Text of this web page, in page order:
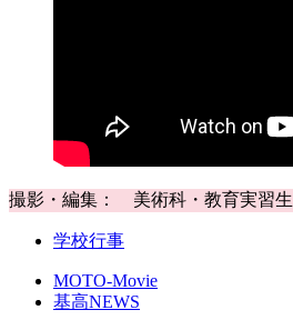
撮影・編集： 美術科・教育実習生
学校行事
MOTO-Movie
基高NEWS